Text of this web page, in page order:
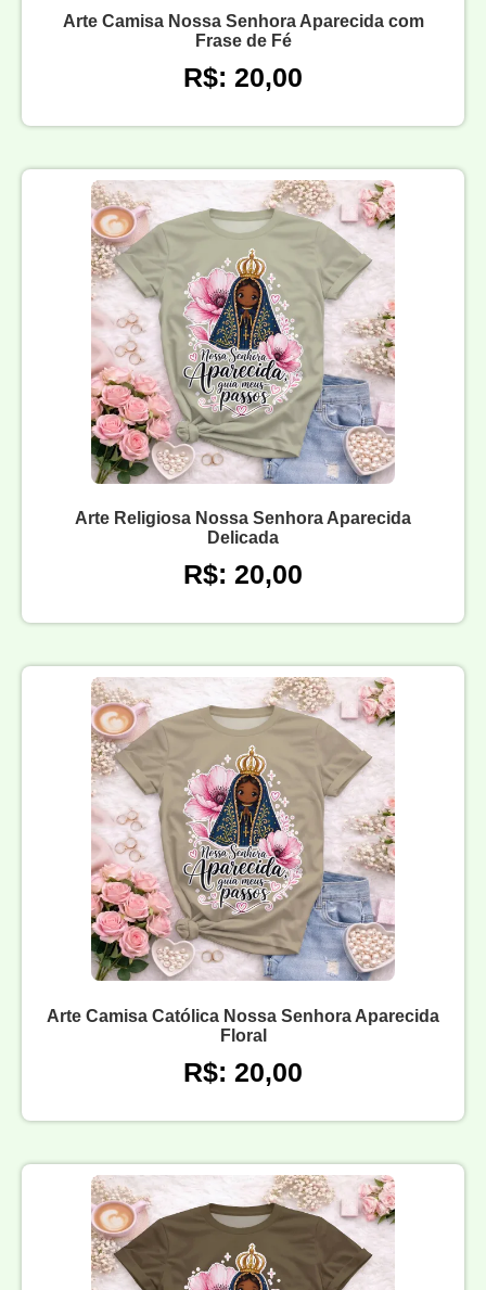
Arte Camisa Nossa Senhora Aparecida com
Frase de Fé
R$: 20,00
Arte Religiosa Nossa Senhora Aparecida
Delicada
R$: 20,00
Arte Camisa Católica Nossa Senhora Aparecida
Floral
R$: 20,00